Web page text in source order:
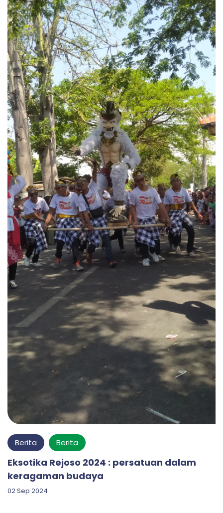
Berita Berita
Eksotika Rejoso 2024 : persatuan dalam
keragaman budaya
02 Sep 2024